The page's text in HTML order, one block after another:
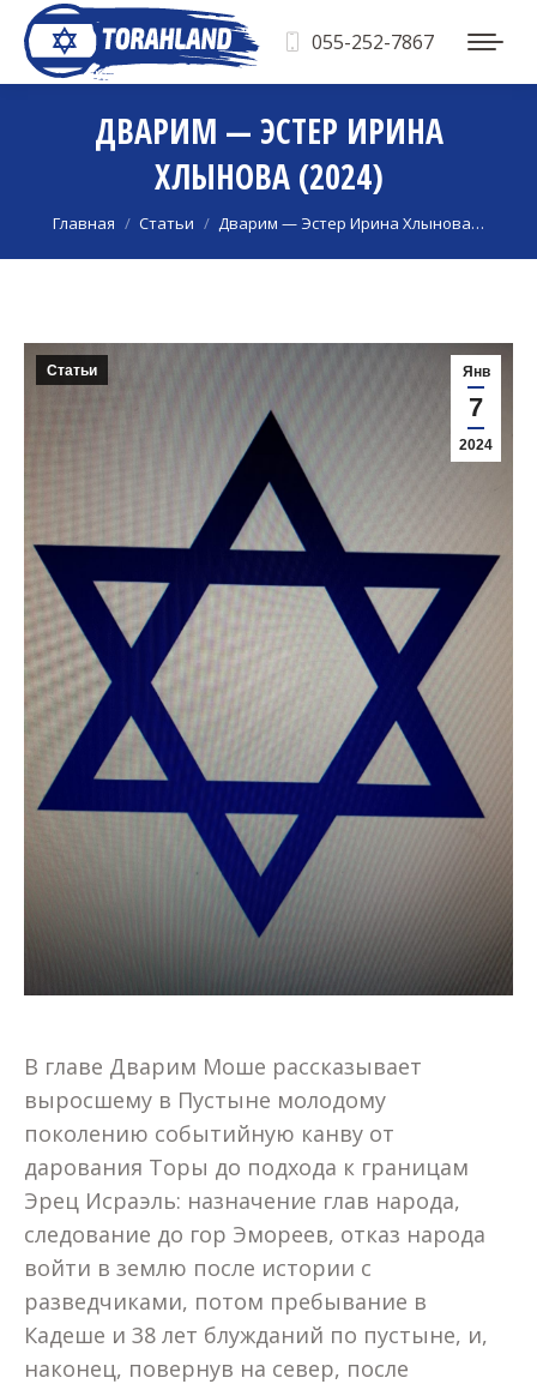
055-252-7867
ДВАРИМ — ЭСТЕР ИРИНА
ХЛЫНОВА (2024)
Вы здесь:
Главная Статьи Дварим — Эстер Ирина Хлынова…
Янв
7
2024
Статьи
В главе Дварим Моше рассказывает
выросшему в Пустыне молодому
поколению событийную канву от
дарования Торы до подхода к границам
Эрец Исраэль: назначение глав народа,
следование до гор Эмореев, отказ народа
войти в землю после истории с
разведчиками, потом пребывание в
Кадеше и 38 лет блужданий по пустыне, и,
наконец, повернув на север, после